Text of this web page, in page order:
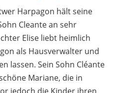
Harpagon hält seine
Cleante an sehr
Elise liebt heimlich
als Hausverwalter und
lassen. Sein Sohn Cléante
Mariane, die in